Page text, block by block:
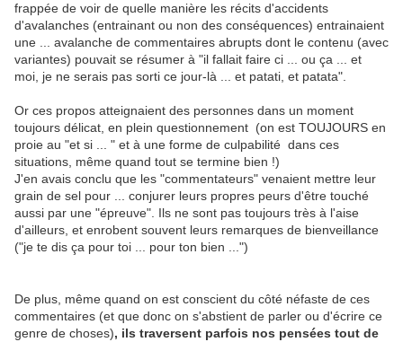
frappée de voir de quelle manière les récits d'accidents
d'avalanches (entrainant ou non des conséquences) entrainaient
une ... avalanche de commentaires abrupts dont le contenu (avec
variantes) pouvait se résumer à "il fallait faire ci ... ou ça ... et
moi, je ne serais pas sorti ce jour-là ... et patati, et patata".
Or ces propos atteignaient des personnes dans un moment
toujours délicat, en plein questionnement (on est TOUJOURS en
proie au "et si ... " et à une forme de culpabilité dans ces
situations, même quand tout se termine bien !)
J'en avais conclu que les "commentateurs" venaient mettre leur
grain de sel pour ... conjurer leurs propres peurs d'être touché
aussi par une "épreuve". Ils ne sont pas toujours très à l'aise
d'ailleurs, et enrobent souvent leurs remarques de bienveillance
("je te dis ça pour toi ... pour ton bien ...")
De plus, même quand on est conscient du côté néfaste de ces
commentaires (et que donc on s'abstient de parler ou d'écrire ce
genre de choses), ils traversent parfois nos pensées tout de